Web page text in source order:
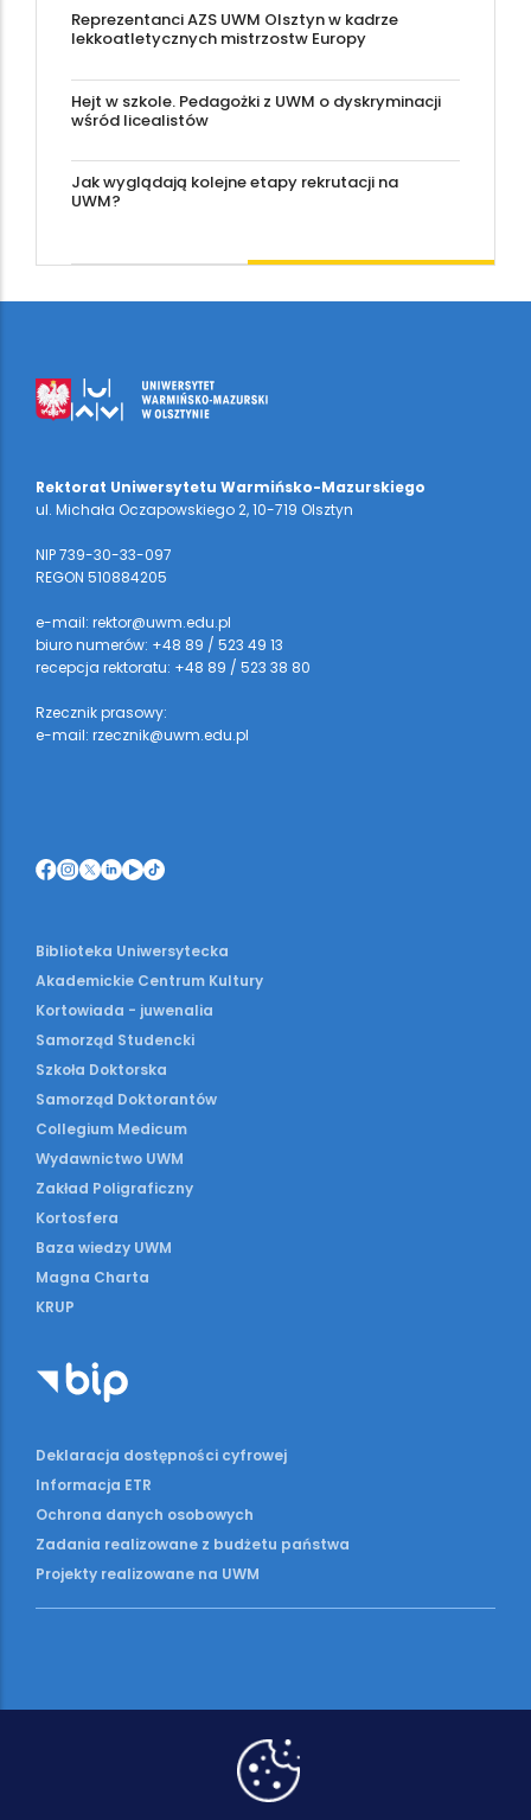
Reprezentanci AZS UWM Olsztyn w kadrze
lekkoatletycznych mistrzostw Europy
Hejt w szkole. Pedagożki z UWM o dyskryminacji
wśród licealistów
Jak wyglądają kolejne etapy rekrutacji na
UWM?
Rektorat Uniwersytetu Warmińsko-Mazurskiego
ul. Michała Oczapowskiego 2, 10-719 Olsztyn
NIP 739-30-33-097
REGON 510884205
e-mail: rektor@uwm.edu.pl
biuro numerów: +48 89 / 523 49 13
recepcja rektoratu: +48 89 / 523 38 80
Rzecznik prasowy:
e-mail: rzecznik@uwm.edu.pl
Biblioteka Uniwersytecka
Akademickie Centrum Kultury
Kortowiada - juwenalia
Samorząd Studencki
Szkoła Doktorska
Samorząd Doktorantów
Collegium Medicum
Wydawnictwo UWM
Zakład Poligraficzny
Kortosfera
Baza wiedzy UWM
Magna Charta
KRUP
Deklaracja dostępności cyfrowej
Informacja ETR
Ochrona danych osobowych
Zadania realizowane z budżetu państwa
Projekty realizowane na UWM